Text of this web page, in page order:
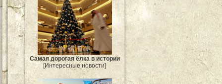
Самая дорогая ёлка в истории
[Интересные новости]